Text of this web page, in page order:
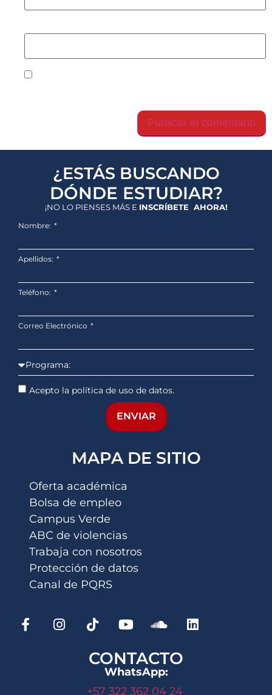
¿ESTÁS BUSCANDO
DÓNDE ESTUDIAR?
¡NO LO PIENSES MÁS E INSCRÍBETE AHORA!
Nombre:
Apellidos:
Teléfono:
Correo Electrónico
Acepto la política de uso de datos.
ENVIAR
MAPA DE SITIO
Oferta académica
Bolsa de empleo
Campus Verde
ABC de violencias
Trabaja con nosotros
Protección de datos
Canal de PQRS
CONTACTO
WhatsApp:
+57 322 362 04 24